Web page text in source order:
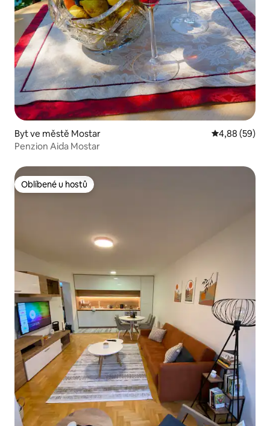
Byt ve městě Mostar Průměrné
4,88 (59)
Penzion Aida Mostar
Oblíbené u hostů
Oblíbené u hostů